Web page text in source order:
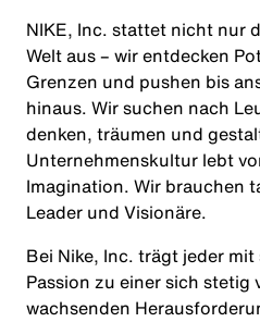
NIKE, Inc. stattet nicht nur
Welt aus – wir entdecken
Grenzen und pushen bis
hinaus. Wir suchen nach
denken, träumen und
Unternehmenskultur lebt
Imagination. Wir brauchen
Leader und Visionäre.
Bei Nike, Inc. trägt jeder
Passion zu einer sich stetig
wachsenden